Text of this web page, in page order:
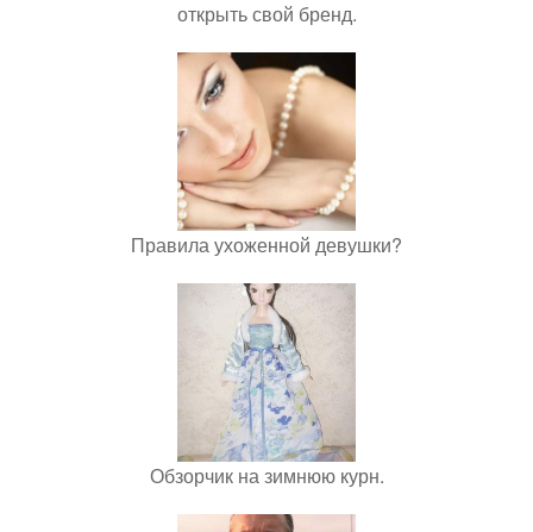
открыть свой бренд.
Правила ухоженной девушки?
Обзорчик на зимнюю курн.